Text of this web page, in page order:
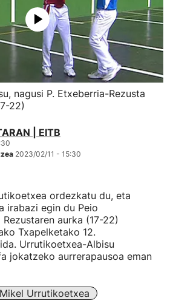
nagusi P. Etxeberria-Rezusta
22)
| EITB
2023/02/11 - 15:30
ordezkatu du, eta
irabazi egin du Peio
aurka (17-22)
Txapelketako 12.
Urrutikoetxea-Albisu
jokatzeko aurrerapausoa eman
Mikel Urrutikoetxea